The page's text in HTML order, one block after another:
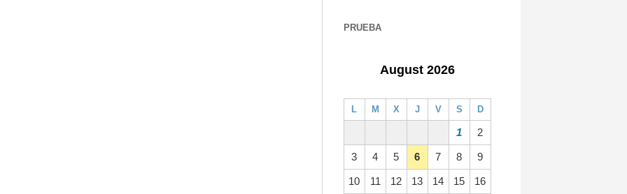
PRUEBA
August 2026
L M X J V S D
1 2
3 4 5 6 7 8 9
10 11 12 13 14 15 16